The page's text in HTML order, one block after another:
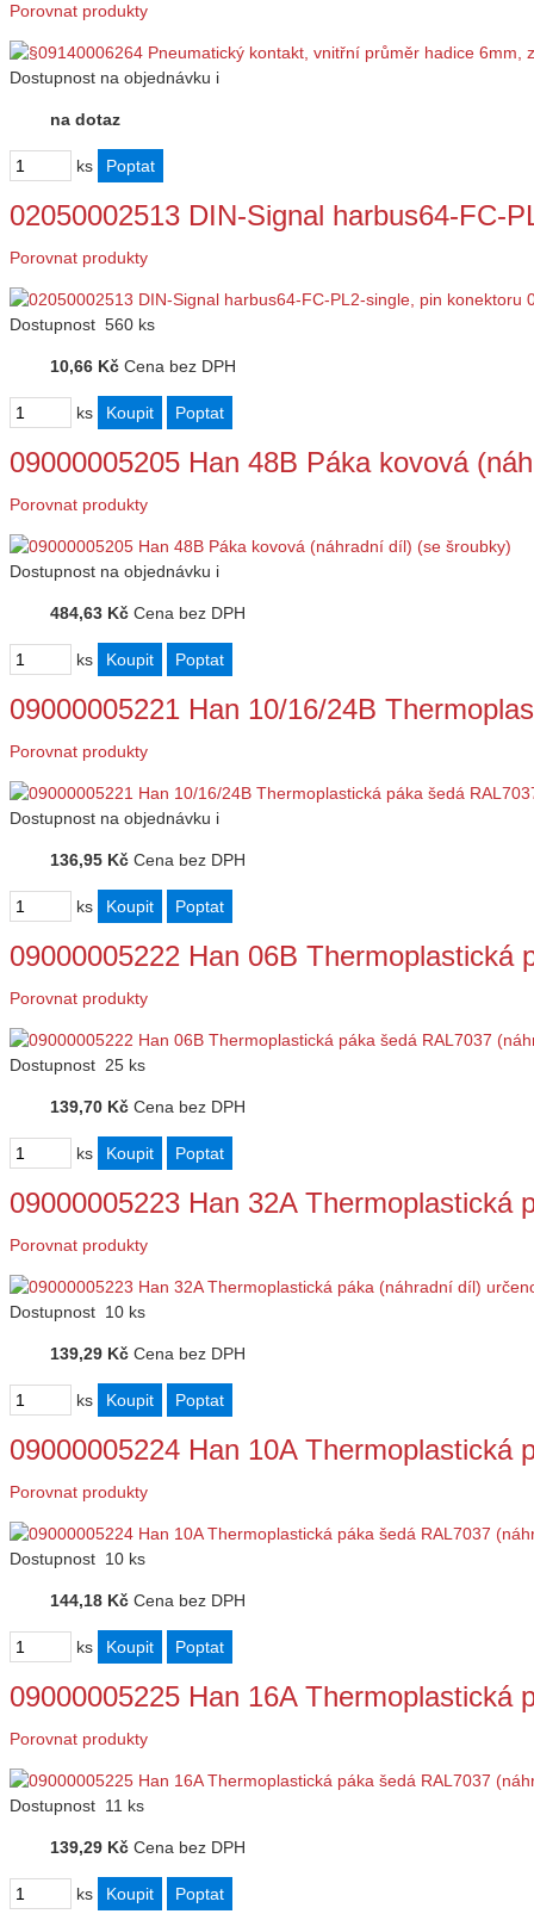
Porovnat produkty
Dostupnost na objednávku i
na dotaz
ks
02050002513 DIN-Signal harbus64-FC-
Porovnat produkty
Dostupnost 560 ks
10,66 Kč Cena bez DPH
ks
09000005205 Han 48B Páka kovová
Porovnat produkty
Dostupnost na objednávku i
484,63 Kč Cena bez DPH
ks
09000005221 Han 10/16/24B
Porovnat produkty
Dostupnost na objednávku i
136,95 Kč Cena bez DPH
ks
09000005222 Han 06B
Porovnat produkty
Dostupnost 25 ks
139,70 Kč Cena bez DPH
ks
09000005223 Han 32A
Porovnat produkty
Dostupnost 10 ks
139,29 Kč Cena bez DPH
ks
09000005224 Han 10A
Porovnat produkty
Dostupnost 10 ks
144,18 Kč Cena bez DPH
ks
09000005225 Han 16A
Porovnat produkty
Dostupnost 11 ks
139,29 Kč Cena bez DPH
ks